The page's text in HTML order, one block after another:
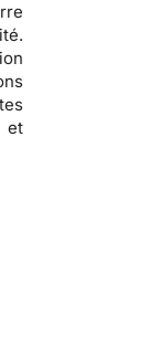
et